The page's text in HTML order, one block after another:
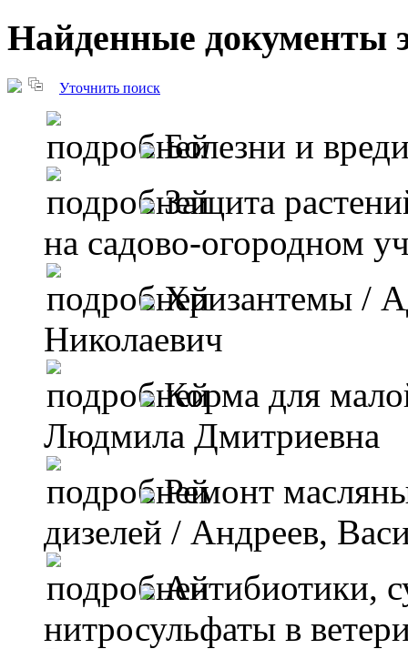
Найденные документы
Уточнить поиск
Болезни и
Защита
на садово-огородном
Хризантемы /
Николаевич
Корма для
Людмила Дмитриевна
Ремонт
дизелей / Андреев,
Антибиотики,
нитросульфаты в